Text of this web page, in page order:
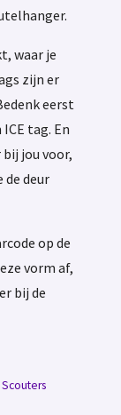
waar je
zijn er
eerst
tag. En
jou voor,
de deur
op de
vorm af,
bij de